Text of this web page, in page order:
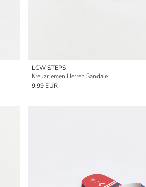
LCW STEPS
Kreuzriemen Herren Sandale
9.99 EUR